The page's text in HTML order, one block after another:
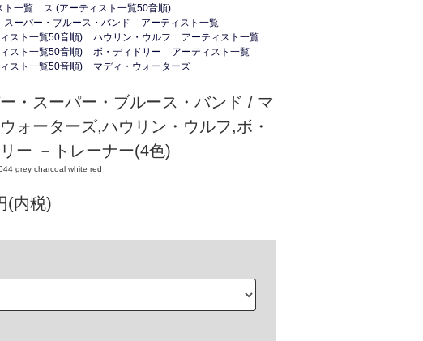
ト一覧
ス (アーティスト一覧50音順)
スーパー・ブルース・バンド
アーティスト一覧
スト一覧50音順)
ハウリン・ウルフ
アーティスト一覧
スト一覧50音順)
ボ・ディドリー
アーティスト一覧
スト一覧50音順)
マディ・ウォーターズ
・スーパー・ブルース・バンド / マ
ォーターズ,ハウリン・ウルフ,ボ・
ー －トレーナー(4色)
grey charcoal white red
(内税)